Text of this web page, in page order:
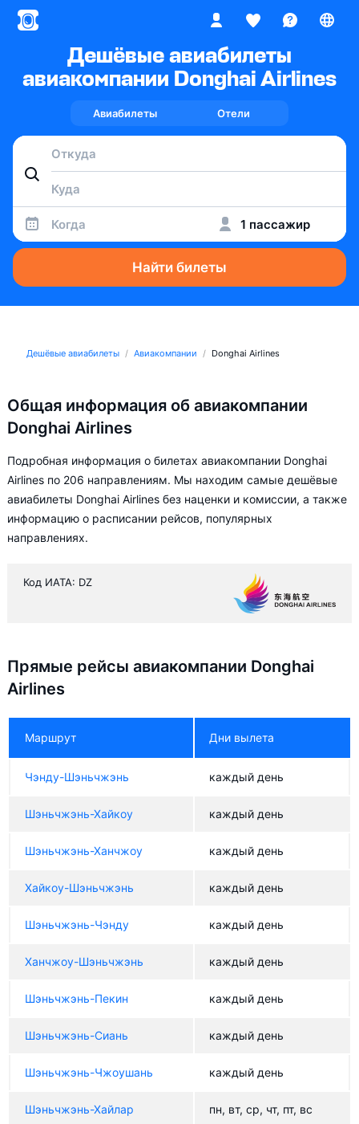
Дешёвые авиабилеты
авиакомпании Donghai Airlines
Авиабилеты Отели
Когда 1 пассажир
Найти билеты
Дешёвые авиабилеты Авиакомпании Donghai Airlines
Общая информация об авиакомпании
Donghai Airlines
Подробная информация о билетах авиакомпании Donghai
Airlines по 206 направлениям. Мы находим самые дешёвые
авиабилеты Donghai Airlines без наценки и комиссии, а также
информацию о расписании рейсов, популярных
направлениях.
Код ИАТА: DZ
Прямые рейсы авиакомпании Donghai
Airlines
Маршрут Дни вылета
Чэнду-Шэньчжэнь каждый день
Шэньчжэнь-Хайкоу каждый день
Шэньчжэнь-Ханчжоу каждый день
Хайкоу-Шэньчжэнь каждый день
Шэньчжэнь-Чэнду каждый день
Ханчжоу-Шэньчжэнь каждый день
Шэньчжэнь-Пекин каждый день
Шэньчжэнь-Сиань каждый день
Шэньчжэнь-Чжоушань каждый день
Шэньчжэнь-Хайлар пн, вт, ср, чт, пт, вс